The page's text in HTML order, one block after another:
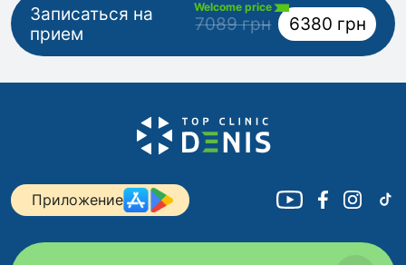
Записаться на
прием
Welcome price
7089 грн 6380 грн
Приложение